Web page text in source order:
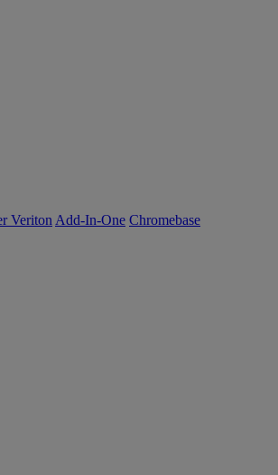
Veriton Add-In-One Chromebase